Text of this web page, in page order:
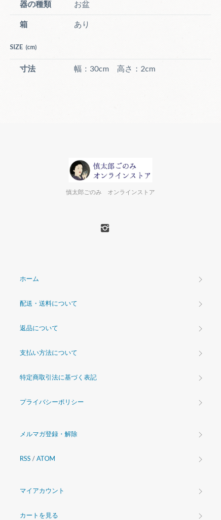
器の種類 お盆
箱 あり
SIZE (cm)
寸法 幅：30cm 高さ：2cm
慎太郎ごのみ オンラインストア
ホーム
配送・送料について
返品について
支払い方法について
特定商取引法に基づく表記
プライバシーポリシー
メルマガ登録・解除
RSS / ATOM
マイアカウント
カートを見る